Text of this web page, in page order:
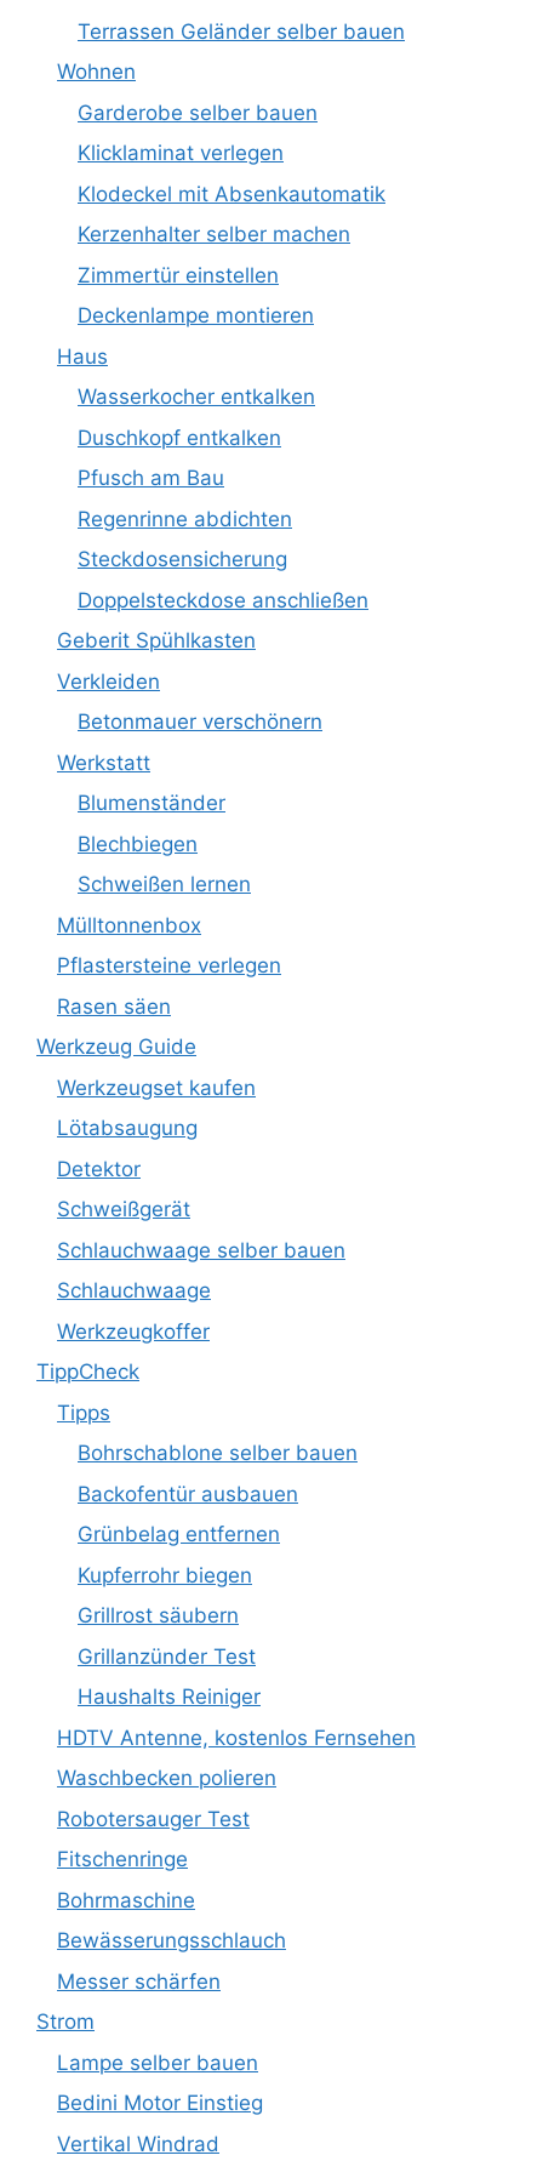
Terrassen Geländer selber bauen
Wohnen
Garderobe selber bauen
Klicklaminat verlegen
Klodeckel mit Absenkautomatik
Kerzenhalter selber machen
Zimmertür einstellen
Deckenlampe montieren
Haus
Wasserkocher entkalken
Duschkopf entkalken
Pfusch am Bau
Regenrinne abdichten
Steckdosensicherung
Doppelsteckdose anschließen
Geberit Spühlkasten
Verkleiden
Betonmauer verschönern
Werkstatt
Blumenständer
Blechbiegen
Schweißen lernen
Mülltonnenbox
Pflastersteine verlegen
Rasen säen
Werkzeug Guide
Werkzeugset kaufen
Lötabsaugung
Detektor
Schweißgerät
Schlauchwaage selber bauen
Schlauchwaage
Werkzeugkoffer
TippCheck
Tipps
Bohrschablone selber bauen
Backofentür ausbauen
Grünbelag entfernen
Kupferrohr biegen
Grillrost säubern
Grillanzünder Test
Haushalts Reiniger
HDTV Antenne, kostenlos Fernsehen
Waschbecken polieren
Robotersauger Test
Fitschenringe
Bohrmaschine
Bewässerungsschlauch
Messer schärfen
Strom
Lampe selber bauen
Bedini Motor Einstieg
Vertikal Windrad